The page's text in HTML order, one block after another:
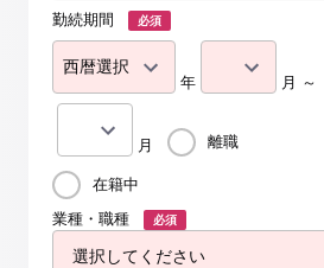
勤続期間 必須
年 月 ～
月 離職
在籍中
業種・職種
必須